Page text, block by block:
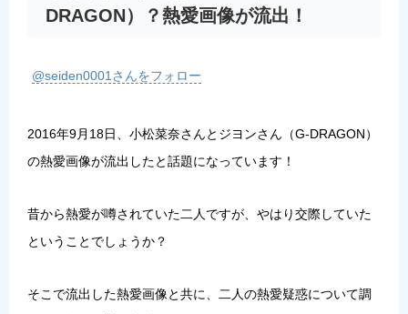
DRAGON）？熱愛画像が流出！
@seiden0001さんをフォロー
2016年9月18日、小松菜奈さんとジヨンさん（G-DRAGON）
の熱愛画像が流出したと話題になっています！
昔から熱愛が噂されていた二人ですが、やはり交際していた
ということでしょうか？
そこで流出した熱愛画像と共に、二人の熱愛疑惑について調